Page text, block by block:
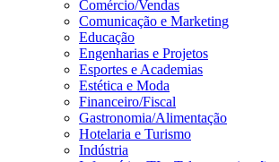
Comércio/Vendas
Comunicação e Marketing
Educação
Engenharias e Projetos
Esportes e Academias
Estética e Moda
Financeiro/Fiscal
Gastronomia/Alimentação
Hotelaria e Turismo
Indústria